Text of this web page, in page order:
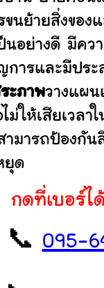
ายสิ่งของ
นอย่างดี มี
การและมีป
ะภาพวางแผน
ม่ให้เสียเว
ารถป้องกัน
ยุด
กดที่เบอร์ไ
📞 095-